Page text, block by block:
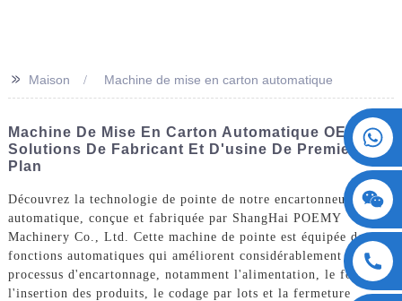
+86 15730993174
>> Maison Machine de mise en carton automatique
Machine De Mise En Carton Automatique OEM -
Solutions De Fabricant Et D'usine De Premier
Plan
Découvrez la technologie de pointe de notre encartonneuse
automatique, conçue et fabriquée par ShangHai POEMY
Machinery Co., Ltd. Cette machine de pointe est équipée de
fonctions automatiques qui améliorent considérablement le
processus d'encartonnage, notamment l'alimentation, le formage,
l'insertion des produits, le codage par lots et la fermeture